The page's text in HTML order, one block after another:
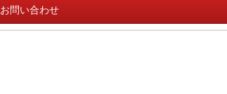
お問い合わせ